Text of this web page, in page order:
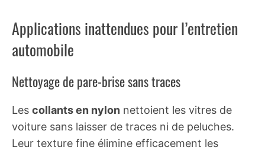
Applications inattendues pour l’entretien
automobile
Nettoyage de pare-brise sans traces
Les collants en nylon nettoient les vitres de
voiture sans laisser de traces ni de peluches.
Leur texture fine élimine efficacement les